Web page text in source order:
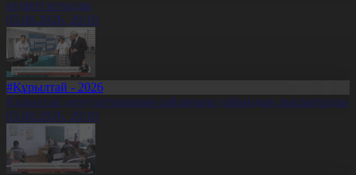
күдікті ұсталды
05.08.2026, 20:10
#Құрылтай - 2026
Құрылтай депутаттарының сайлауына дайындық пысықталды
05.08.2026, 20:10